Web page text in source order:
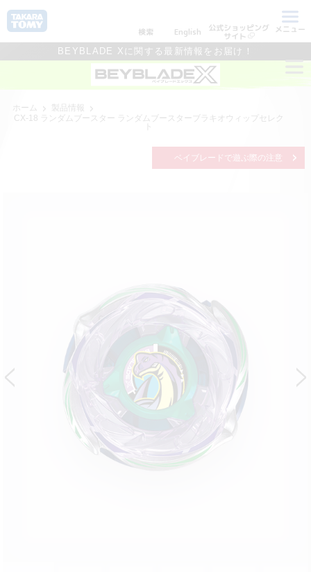
検索 English 公式ショッピング
サイト
メニュー
BEYBLADE Xに関する最新情報をお届け！
ホーム
製品情報
CX-18 ランダムブースター ランダムブースターブラキオウィップセレク
ト
ベイブレードで遊ぶ際の注意